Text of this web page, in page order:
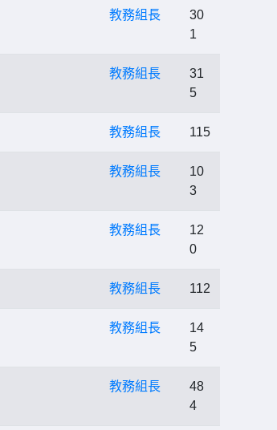
教務組長
30
1
教務組長
31
5
教務組長 115
教務組長
10
3
教務組長
12
0
教務組長 112
教務組長
14
5
教務組長
48
4